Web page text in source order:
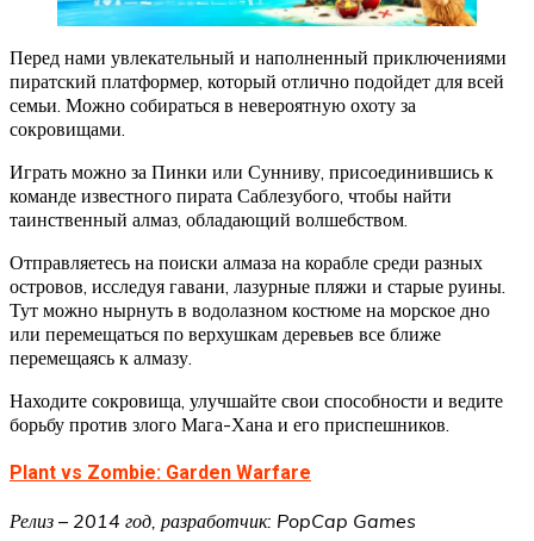
Перед нами увлекательный и наполненный приключениями
пиратский платформер, который отлично подойдет для всей
семьи. Можно собираться в невероятную охоту за
сокровищами.
Играть можно за Пинки или Сунниву, присоединившись к
команде известного пирата Саблезубого, чтобы найти
таинственный алмаз, обладающий волшебством.
Отправляетесь на поиски алмаза на корабле среди разных
островов, исследуя гавани, лазурные пляжи и старые руины.
Тут можно нырнуть в водолазном костюме на морское дно
или перемещаться по верхушкам деревьев все ближе
перемещаясь к алмазу.
Находите сокровища, улучшайте свои способности и ведите
борьбу против злого Мага-Хана и его приспешников.
Plant vs Zombie: Garden Warfare
Релиз – 2014 год, разработчик: PopCap Games